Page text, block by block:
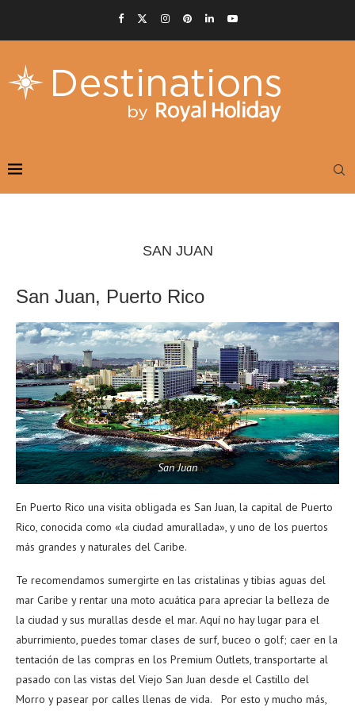
SAN JUAN
San Juan, Puerto Rico
San Juan
En Puerto Rico una visita obligada es San Juan, la capital de Puerto
Rico, conocida como «la ciudad amurallada», y uno de los puertos
más grandes y naturales del Caribe.
Te recomendamos sumergirte en las cristalinas y tibias aguas del
mar Caribe y rentar una moto acuática para apreciar la belleza de
la ciudad y sus murallas desde el mar. Aquí no hay lugar para el
aburrimiento, puedes tomar clases de surf, buceo o golf; caer en la
tentación de las compras en los Premium Outlets, transportarte al
pasado con las vistas del Viejo San Juan desde el Castillo del
Morro y pasear por calles llenas de vida. Por esto y mucho más,